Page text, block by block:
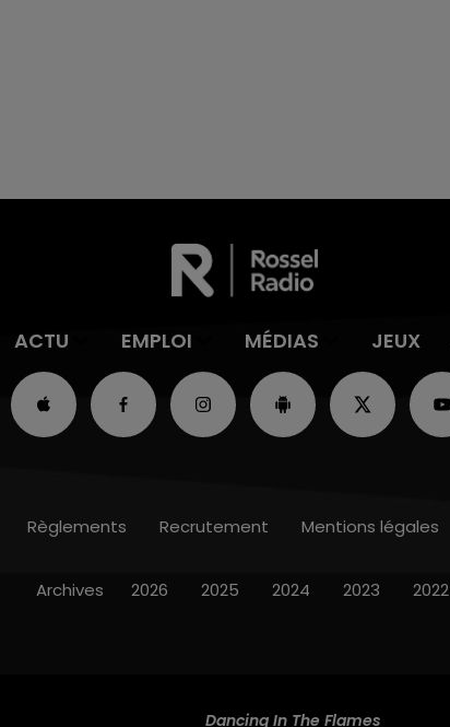
ACTU EMPLOI MÉDIAS JEUX
Dancing In The Flames
Règlements Recrutement Mentions légales
Archives 2026 2025 2024 2023 2022